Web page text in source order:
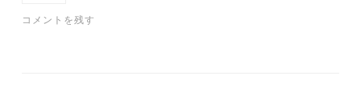
コメントを残す